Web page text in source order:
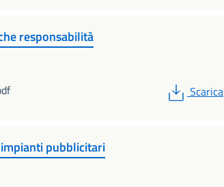
responsabilità
PDF
Scarica
pubblicitari